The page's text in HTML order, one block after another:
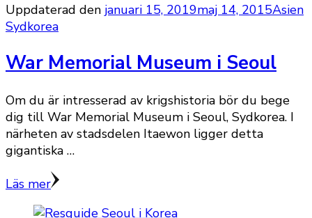
Uppdaterad den januari 15, 2019maj 14, 2015Asien
Sydkorea
War Memorial Museum i Seoul
Om du är intresserad av krigshistoria bör du bege
dig till War Memorial Museum i Seoul, Sydkorea. I
närheten av stadsdelen Itaewon ligger detta
gigantiska …
Läs mer